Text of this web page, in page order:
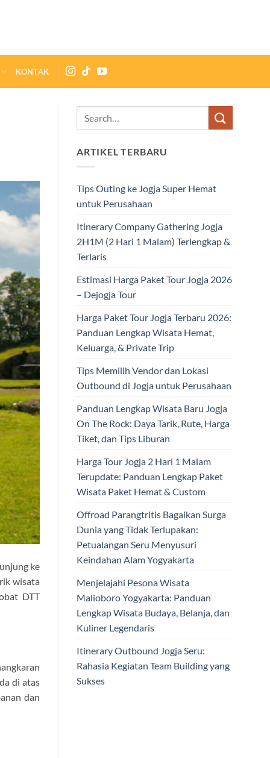
KONTAK
ke
wisata
DTT
di atas
dan
ARTIKEL TERBARU
Tips Outing ke Jogja Super Hemat
untuk Perusahaan
Itinerary Company Gathering Jogja
2H1M (2 Hari 1 Malam) Terlengkap &
Terlaris
Estimasi Harga Paket Tour Jogja 2026
– Dejogja Tour
Harga Paket Tour Jogja Terbaru 2026:
Panduan Lengkap Wisata Hemat,
Keluarga, & Private Trip
Tips Memilih Vendor dan Lokasi
Outbound di Jogja untuk Perusahaan
Panduan Lengkap Wisata Baru Jogja
On The Rock: Daya Tarik, Rute, Harga
Tiket, dan Tips Liburan
Harga Tour Jogja 2 Hari 1 Malam
Terupdate: Panduan Lengkap Paket
Wisata Paket Hemat & Custom
Offroad Parangtritis Bagaikan Surga
Dunia yang Tidak Terlupakan:
Petualangan Seru Menyusuri
Keindahan Alam Yogyakarta
Menjelajahi Pesona Wisata
Malioboro Yogyakarta: Panduan
Lengkap Wisata Budaya, Belanja, dan
Kuliner Legendaris
Itinerary Outbound Jogja Seru:
Rahasia Kegiatan Team Building yang
Sukses